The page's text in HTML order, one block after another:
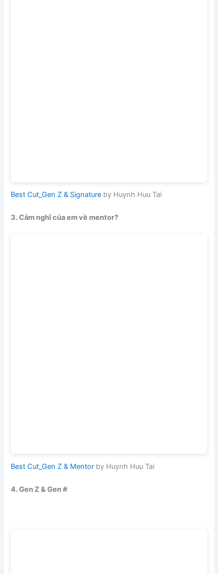
Best Cut_Gen Z & Signature by Huynh Huu Tai
3. Cảm nghĩ của em về mentor?
Best Cut_Gen Z & Mentor by Huynh Huu Tai
4. Gen Z & Gen #